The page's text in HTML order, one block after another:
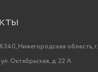
Нижегородская область, г.
Октябрьская, д. 22 А